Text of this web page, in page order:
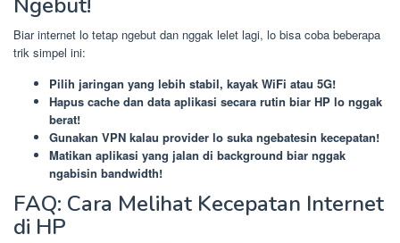
Biar internet lo tetap ngebut dan nggak lelet lagi, lo bisa coba beberapa
trik simpel ini:
Pilih jaringan yang lebih stabil, kayak WiFi atau 5G!
Hapus cache dan data aplikasi secara rutin biar HP lo nggak
berat!
Gunakan VPN kalau provider lo suka ngebatesin kecepatan!
Matikan aplikasi yang jalan di background biar nggak
ngabisin bandwidth!
FAQ: Cara Melihat Kecepatan Internet
di HP